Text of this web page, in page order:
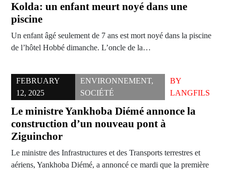
Kolda: un enfant meurt noyé dans une
piscine
Un enfant âgé seulement de 7 ans est mort noyé dans la piscine
de l’hôtel Hobbé dimanche. L’oncle de la…
FEBRUARY
12, 2025
ENVIRONNEMENT,
SOCIÉTÉ
BY
LANGFILS
Le ministre Yankhoba Diémé annonce la
construction d’un nouveau pont à
Ziguinchor
Le ministre des Infrastructures et des Transports terrestres et
aériens, Yankhoba Diémé, a annoncé ce mardi que la première